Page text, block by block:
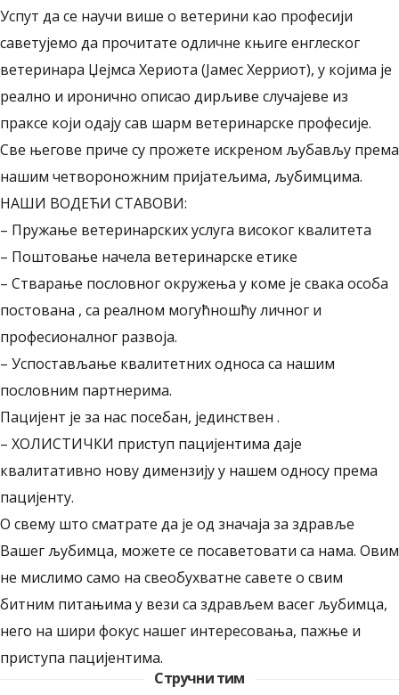
Успут да се научи више о ветерини као професији
саветујемо да прочитате одличне књиге енглеског
ветеринара Џејмса Хериота (Јамес Херриот), у којима је
реално и иронично описао дирљиве случајеве из
праксе који одају сав шарм ветеринарске професије.
Све његове приче су прожете искреном љубављу према
нашим четвороножним пријатељима, љубимцима.
НАШИ ВОДЕЋИ СТАВОВИ:
– Пружање ветеринарских услуга високог квалитета
– Поштовање начела ветеринарске етике
– Стварање пословног окружења у коме је свака особа
постована , са реалном могућношћу личног и
професионалног развоја.
– Успостављање квалитетних односа са нашим
пословним партнерима.
Пацијент је за нас посебан, јединствен .
– ХОЛИСТИЧКИ приступ пацијентима даје
квалитативно нову димензију у нашем односу према
пацијенту.
О свему што сматрате да је од значаја за здравље
Вашег љубимца, можете се посаветовати са нама. Овим
не мислимо само на свеобухватне савете о свим
битним питањима у вези са здрављем васег љубимца,
него на шири фокус нашег интересовања, пажње и
приступа пацијентима.
Стручни тим